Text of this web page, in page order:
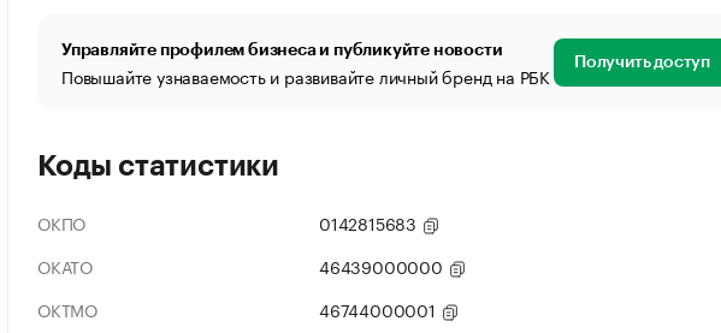
Управляйте профилем бизнеса и публикуйте новости
Повышайте узнаваемость и развивайте личный бренд на РБК Получить доступ
Коды статистики
ОКПО
0142815683
ОКАТО
46439000000
ОКТМО
46744000001